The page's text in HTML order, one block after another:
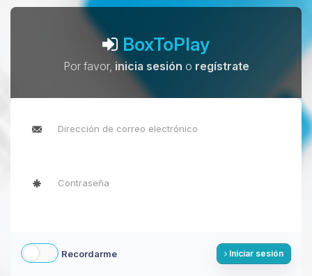
BoxToPlay
Por favor, inicia sesión o regístrate
Recordarme Iniciar sesión